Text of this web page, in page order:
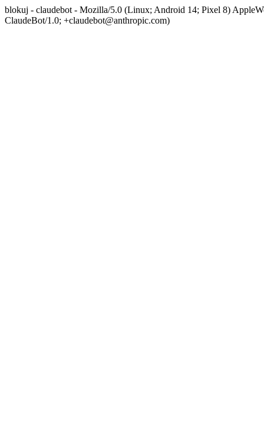
blokuj - claudebot - Mozilla/5.0 (Linux; Android 14; Pixel 8)
ClaudeBot/1.0; +claudebot@anthropic.com)